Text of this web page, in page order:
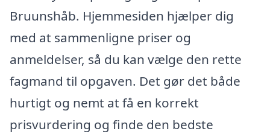
Bruunshåb. Hjemmesiden hjælper dig
med at sammenligne priser og
anmeldelser, så du kan vælge den rette
fagmand til opgaven. Det gør det både
hurtigt og nemt at få en korrekt
prisvurdering og finde den bedste